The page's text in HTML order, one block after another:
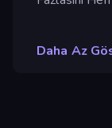
Daha Az